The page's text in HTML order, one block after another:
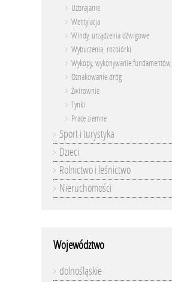
Uzbrajanie
Wentylacja
Windy, urządzenia dźwigowe
Wyburzenia, rozbiórki
Wykopy, wykonywanie
Oznakowanie dróg
Żwirownie
Tynki
Prace ziemne
Sport i turystyka
Dzieci
Rolnictwo i leśnictwo
Nieruchomości
Województwo
dolnośląskie